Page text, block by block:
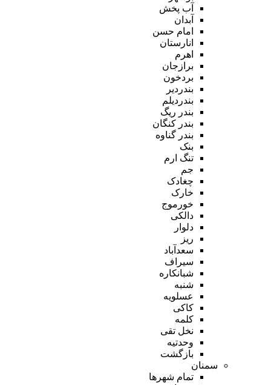
آب پخش
آبدان
امام حسن
انارستان
اهرم
برازجان
بردخون
بندردیر
بندردیلم
بندر ریگ
بندر کنگان
بندر گناوه
بنک
تنگ ارم
جم
چغادک
خارک
خورموج
دالکی
دلوار
ریز
سعدآباد
سیراف
شبانکاره
شنبه
عسلویه
کاکی
کلمه
نخل تقی
وحدتیه
بازگشت
سمنان
تمام شهر‌ها